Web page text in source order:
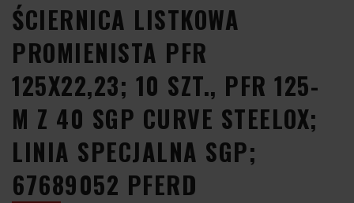
ŚCIERNICA LISTKOWA
PROMIENISTA PFR
125X22,23; 10 SZT., PFR 125-
M Z 40 SGP CURVE STEELOX;
LINIA SPECJALNA SGP;
67689052 PFERD